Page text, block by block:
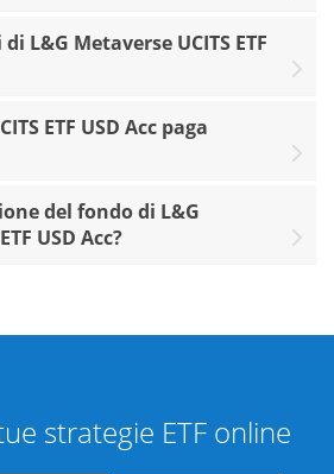
L&G Metaverse UCITS ETF
ETF USD Acc paga
del fondo di L&G
USD Acc?
strategie ETF online